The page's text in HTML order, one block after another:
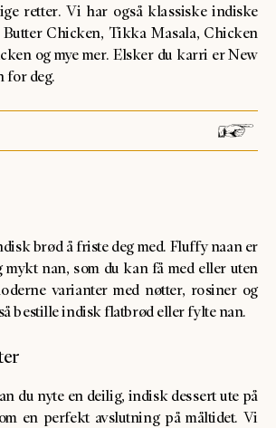
retter. Vi har også klassiske indiske
Chicken, Tikka Masala, Chicken
og mye mer. Elsker du karri er New
for deg.
brød å friste deg med. Fluffy naan er
mykt nan, som du kan få med eller uten
varianter med nøtter, rosiner og
bestille indisk flatbrød eller fylte nan.
du nyte en deilig, indisk dessert ute på
en perfekt avslutning på måltidet. Vi